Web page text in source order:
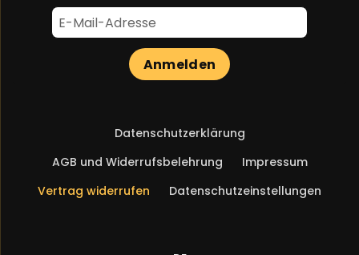
Anmelden
Navigation
Datenschutzerklärung
AGB und Widerrufsbelehrung
Impressum
Vertrag widerrufen
Datenschutzeinstellungen